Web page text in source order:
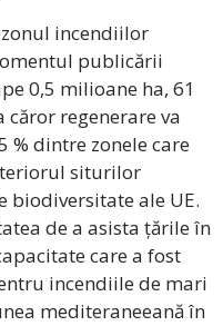
incendiilor
publicării
0,5 milioane ha, 61
regenerare va
dintre zonele care
siturilor
biodiversitate ale UE.
de a asista țările în
care a fost
incendiile de mari
mediteraneeană în